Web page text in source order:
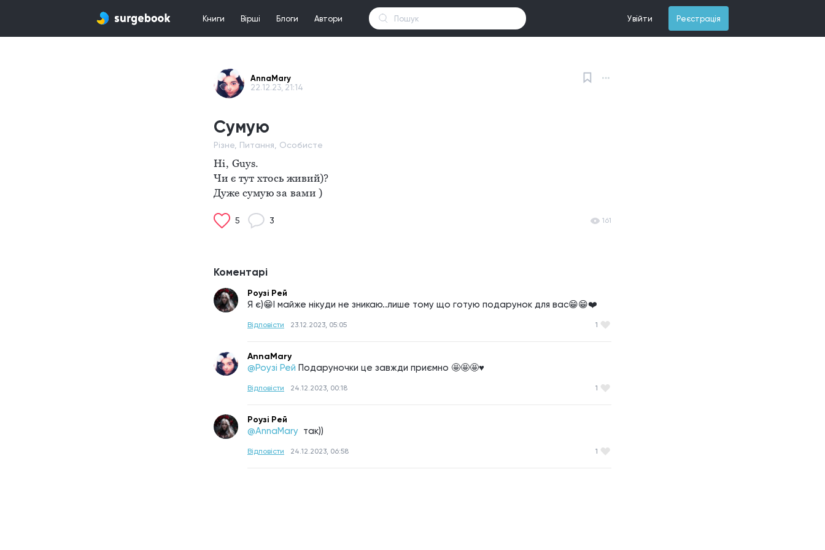
Книги Вірші Блоги Автори Увійти Реєстрація
AnnaMary
22.12.23, 21:14
Сумую
Різне, Питання, Особисте
Hi, Guys.
Чи є тут хтось живий)?
Дуже сумую за вами )
5 3 161
Коментарі
Роузі Рей
Я є)😁І майже нікуди не зникаю..лише тому що готую подарунок для вас😁😁❤️
Відповісти 23.12.2023, 05:05 1
AnnaMary
@Роузі Рей Подаруночки це завжди приємно 🤩🤩🤩♥️
Відповісти 24.12.2023, 00:18 1
Роузі Рей
@AnnaMary так))
Відповісти 24.12.2023, 06:58 1